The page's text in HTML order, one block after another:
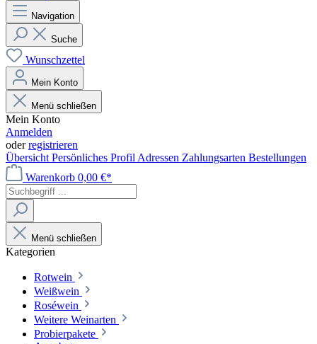
Navigation
Suche
Wunschzettel
Mein Konto
Menü schließen
Mein Konto
Anmelden
oderregistrieren
Übersicht Persönliches Profil Adressen Zahlungsarten Bestellungen
Warenkorb 0,00 €*
Menü schließen
Kategorien
Rotwein
Weißwein
Roséwein
Weitere Weinarten
Probierpakete